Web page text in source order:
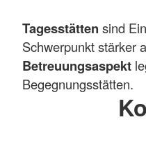
Tagesstätten sind
Schwerpunkt stärker
Betreuungsaspekt
Begegnungsstätten.